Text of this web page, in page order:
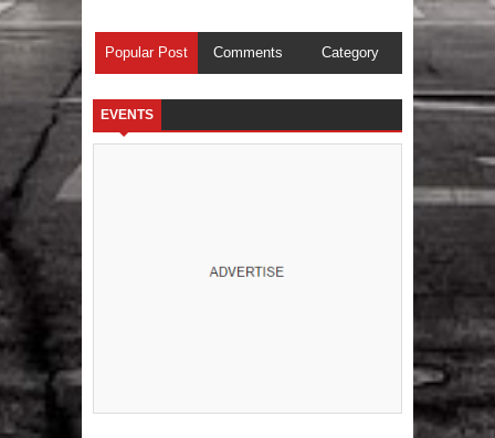
Popular Post Comments Category
EVENTS